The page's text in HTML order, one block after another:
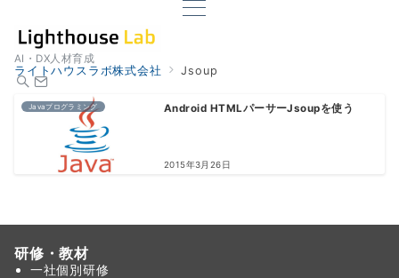
AI・DX人材育成
ライトハウスラボ株式会社 Jsoup
Javaプログラミング Android HTMLパーサーJsoupを使う
2015年3月26日
研修・教材
一社個別研修